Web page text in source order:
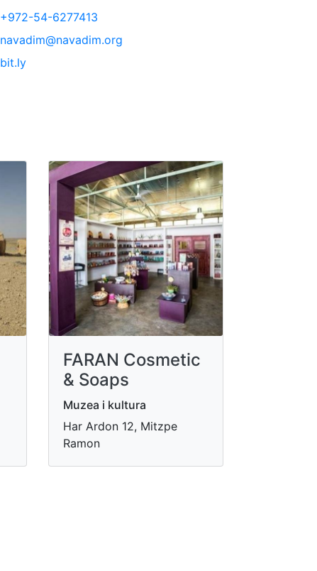
+972-54-6277413
navadim@navadim.org
bit.ly
FARAN Cosmetic
& Soaps
Muzea i kultura
Har Ardon 12, Mitzpe
Ramon